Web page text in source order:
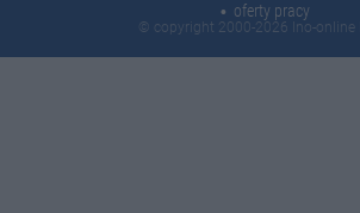
oferty pracy
© copyright 2000-2026 Ino-online